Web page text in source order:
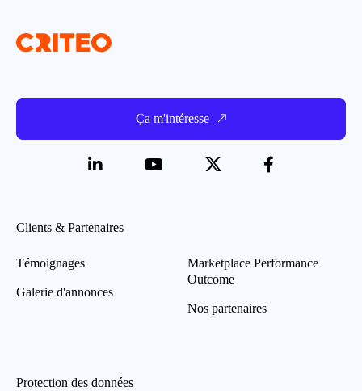
Ça m'intéresse
Clients & Partenaires
Témoignages
Galerie d'annonces
Marketplace Performance
Outcome
Nos partenaires
Protection des données